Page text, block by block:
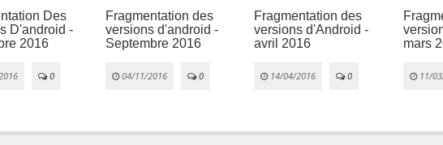
Des
D'android -
2016
0
Fragmentation des
versions d'android -
Septembre 2016
04/11/2016 0
Fragmentation des
versions d'Android -
avril 2016
14/04/2016 0
mars
11/